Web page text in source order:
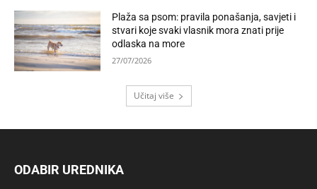
Plaža sa psom: pravila ponašanja, savjeti i
stvari koje svaki vlasnik mora znati prije
odlaska na more
27/07/2026
Učitaj više
ODABIR UREDNIKA